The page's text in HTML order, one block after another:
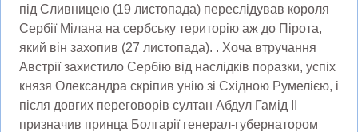
під Сливницею (19 листопада) переслідував короля
Сербії Мілана на сербську територію аж до Пірота,
який він захопив (27 листопада). . Хоча втручання
Австрії захистило Сербію від наслідків поразки, успіх
князя Олександра скріпив унію зі Східною Румелією, і
після довгих переговорів султан Абдул Гамід II
призначив принца Болгарії генерал-губернатором